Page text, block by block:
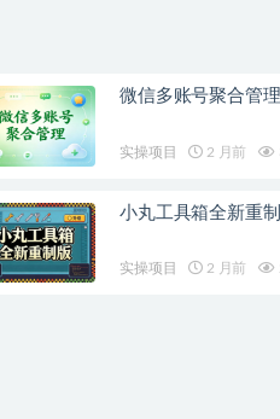
微信多账号聚合管
实操项目 2 月前
小丸工具箱全新重
实操项目 2 月前